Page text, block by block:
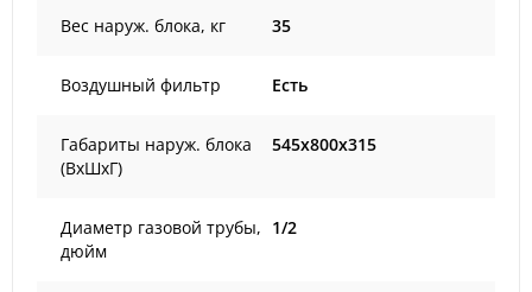
Вес наруж. блока, кг 35
Воздушный фильтр Есть
Габариты наруж. блока
(ВxШxГ)
545x800x315
Диаметр газовой трубы,
дюйм
1/2